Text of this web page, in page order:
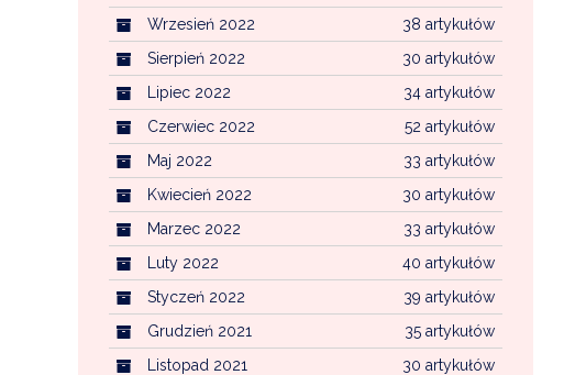
38 artykułów
Wrzesień 2022
30 artykułów
Sierpień 2022
34 artykułów
Lipiec 2022
52 artykułów
Czerwiec 2022
33 artykułów
Maj 2022
30 artykułów
Kwiecień 2022
33 artykułów
Marzec 2022
40 artykułów
Luty 2022
39 artykułów
Styczeń 2022
35 artykułów
Grudzień 2021
30 artykułów
Listopad 2021